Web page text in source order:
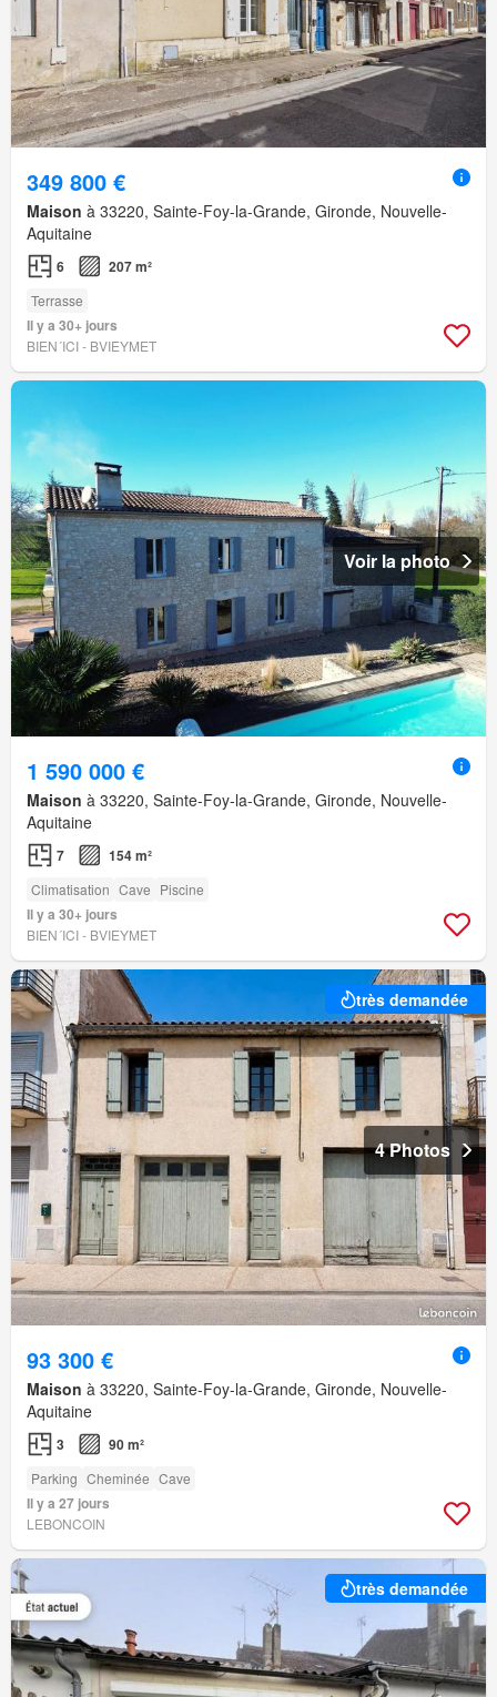
349 800 €
Maison à 33220, Sainte-Foy-la-Grande, Gironde, Nouvelle-
Aquitaine
6 207 m²
Terrasse
Il y a 30+ jours
BIEN´ICI - BVIEYMET
Voir la photo
1 590 000 €
Maison à 33220, Sainte-Foy-la-Grande, Gironde, Nouvelle-
Aquitaine
7 154 m²
Climatisation Cave Piscine
Il y a 30+ jours
BIEN´ICI - BVIEYMET
très demandée
4 Photos
93 300 €
Maison à 33220, Sainte-Foy-la-Grande, Gironde, Nouvelle-
Aquitaine
3 90 m²
Parking Cheminée Cave
Il y a 27 jours
LEBONCOIN
très demandée